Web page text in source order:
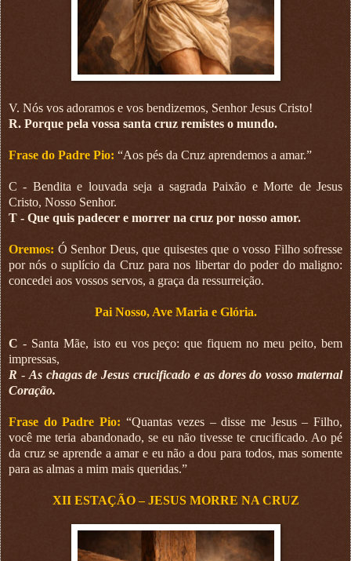
V. Nós vos adoramos e vos bendizemos, Senhor Jesus Cristo!
R. Porque pela vossa santa cruz remistes o mundo.
Frase do Padre Pio: “Aos pés da Cruz aprendemos a amar.”
C - Bendita e louvada seja a sagrada Paixão e Morte de Jesus
Cristo, Nosso Senhor.
T - Que quis padecer e morrer na cruz por nosso amor.
Oremos: Ó Senhor Deus, que quisestes que o vosso Filho sofresse
por nós o suplício da Cruz para nos libertar do poder do maligno:
concedei aos vossos servos, a graça da ressurreição.
Pai Nosso, Ave Maria e Glória.
C - Santa Mãe, isto eu vos peço: que fiquem no meu peito, bem
impressas,
R - As chagas de Jesus crucificado e as dores do vosso maternal
Coração.
Frase do Padre Pio: “Quantas vezes – disse me Jesus – Filho,
você me teria abandonado, se eu não tivesse te crucificado. Ao pé
da cruz se aprende a amar e eu não a dou para todos, mas somente
para as almas a mim mais queridas.”
XII ESTAÇÃO – JESUS MORRE NA CRUZ